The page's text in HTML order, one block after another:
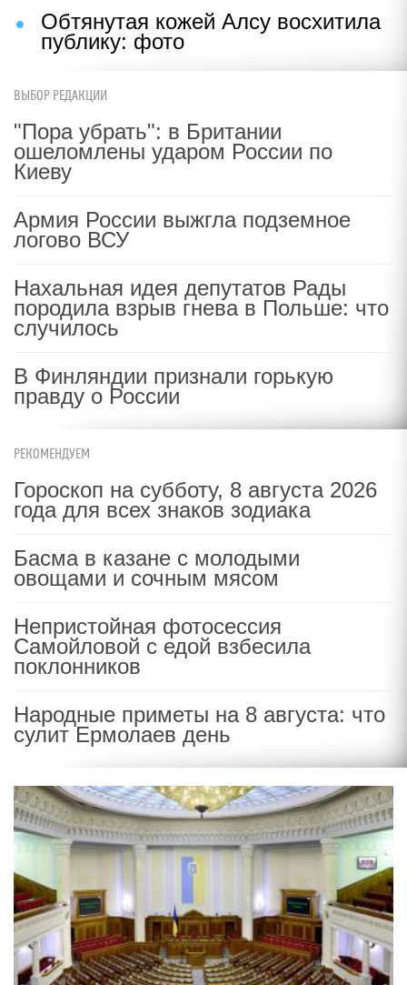
Обтянутая кожей Алсу восхитила
публику: фото
ВЫБОР РЕДАКЦИИ
"Пора убрать": в Британии
ошеломлены ударом России по
Киеву
Армия России выжгла подземное
логово ВСУ
Нахальная идея депутатов Рады
породила взрыв гнева в Польше: что
случилось
В Финляндии признали горькую
правду о России
РЕКОМЕНДУЕМ
Гороскоп на субботу, 8 августа 2026
года для всех знаков зодиака
Басма в казане с молодыми
овощами и сочным мясом
Непристойная фотосессия
Самойловой с едой взбесила
поклонников
Народные приметы на 8 августа: что
сулит Ермолаев день